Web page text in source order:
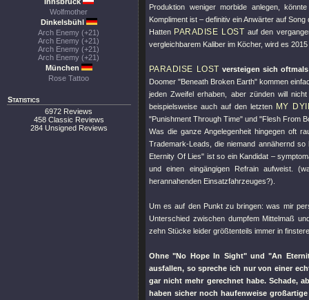
Wolfmother
Dinkelsbühl
Arch Enemy (+21)
Arch Enemy (+21)
Arch Enemy (+21)
Arch Enemy (+21)
München
Rose Tattoo
Statistics
6972 Reviews
458 Classic Reviews
284 Unsigned Reviews
Produktion weniger morbide anlegen,
Kompliment ist – definitiv ein Anwärter auf
Hatten PARADISE LOST auf den
vergleichbarem Kaliber im Köcher, wird es
PARADISE LOST versteigen sich
Doomer "Beneath Broken Earth" kommen
jeden Zweifel erhaben, aber zünden will
beispielsweise auch auf den letzten MY
"Punishment Through Time" und "Flesh From
Was die ganze Angelegenheit hingegen oft
Trademark-Leads, die niemand annähernd
Eternity Of Lies" ist so ein Kandidat –
und einen eingängigen Refrain aufweist.
herannahenden Einsatzfahrzeuges?).
Um es auf den Punkt zu bringen: was mir
Unterschied zwischen dumpfem Mittelmaß
zehn Stücke leider größtenteils immer in
Ohne"No Hope In Sight"und"An
ausfallen, so spreche ich nur von einer
gar nicht mehr gerechnet habe. Schade,
haben sicher noch haufenweise